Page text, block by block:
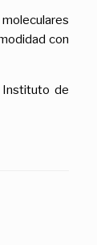
con
Instituto de